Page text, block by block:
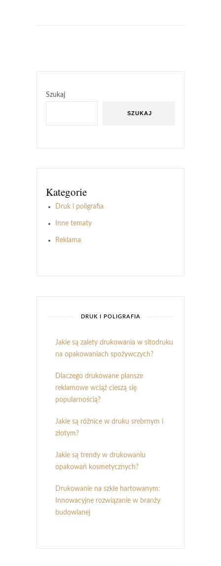
Szukaj
SZUKAJ
Kategorie
Druk i poligrafia
Inne tematy
Reklama
DRUK I POLIGRAFIA
Jakie są zalety drukowania w sitodruku
na opakowaniach spożywczych?
Dlaczego drukowane plansze
reklamowe wciąż cieszą się
popularnością?
Jakie są różnice w druku srebrnym i
złotym?
Jakie są trendy w drukowaniu
opakowań kosmetycznych?
Drukowanie na szkle hartowanym:
Innowacyjne rozwiązanie w branży
budowlanej